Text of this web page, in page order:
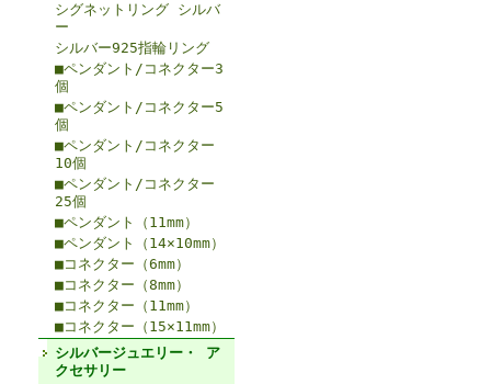
シグネットリング シルバ
ー
シルバー925指輪リング
■ペンダント/コネクター3
個
■ペンダント/コネクター5
個
■ペンダント/コネクター
10個
■ペンダント/コネクター
25個
■ペンダント（11mm）
■ペンダント（14×10mm）
■コネクター（6mm）
■コネクター（8mm）
■コネクター（11mm）
■コネクター（15×11mm）
シルバージュエリー・ ア
クセサリー